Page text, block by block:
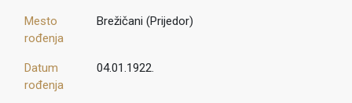
Mesto
rođenja
Brežičani (Prijedor)
Datum
rođenja
04.01.1922.